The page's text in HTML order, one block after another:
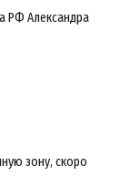
РФ Александра
зону, скоро